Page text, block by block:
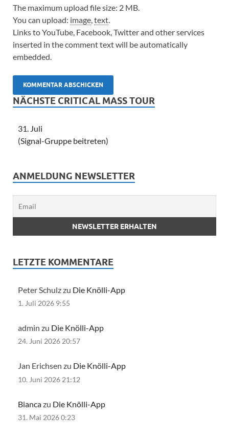
The maximum upload file size: 2 MB.
You can upload: image,text.
Links to YouTube, Facebook, Twitter and other services
inserted in the comment text will be automatically
embedded.
NÄCHSTE CRITICAL MASS TOUR
31. Juli
(Signal-Gruppe beitreten)
ANMELDUNG NEWSLETTER
LETZTE KOMMENTARE
Peter Schulz zu Die Knölli-App
1. Juli 2026 9:55
admin zu Die Knölli-App
24. Juni 2026 20:57
Jan Erichsen zu Die Knölli-App
10. Juni 2026 21:12
Biancazu Die Knölli-App
31. Mai 2026 0:23